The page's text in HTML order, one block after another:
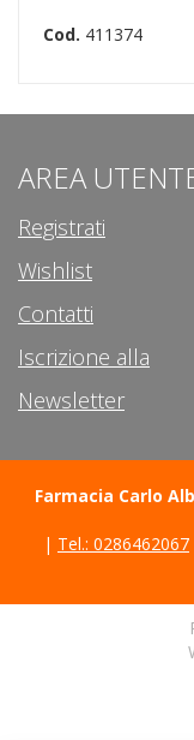
Cod. 411374
AREA
Registrati
Wishlist
Contatti
Iscrizione alla
Newsletter
Farmacia Carlo
| Tel.: 0286462067